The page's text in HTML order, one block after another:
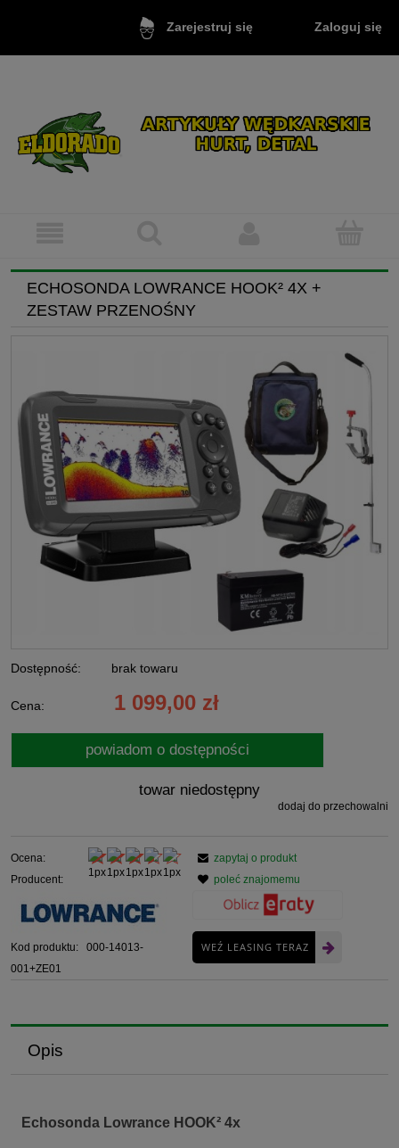
Zarejestruj się Zaloguj się
ECHOSONDA LOWRANCE HOOK² 4X +
ZESTAW PRZENOŚNY
Dostępność: brak towaru
Cena: 1 099,00 zł
powiadom o dostępności
towar niedostępny
dodaj do przechowalni
Ocena:
Producent:
Kod produktu:
000-14013-
001+ZE01
zapytaj o produkt
poleć znajomemu
WEŹ LEASING TERAZ
Opis
Echosonda Lowrance HOOK² 4x